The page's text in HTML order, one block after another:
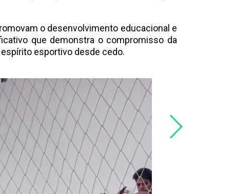
o desenvolvimento educacional e
que demonstra o compromisso da
esportivo desde cedo.